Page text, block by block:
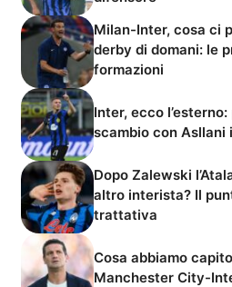
Milan-Inter, cosa ci
derby di domani: le
formazioni
Inter, ecco
scambio con Asllani
Dopo Zalewski
altro interista? Il
trattativa
Cosa abbiamo
Manchester City-